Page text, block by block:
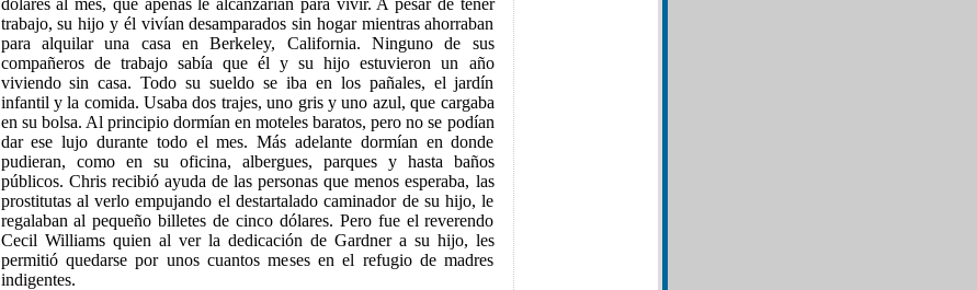
dólares al mes, que apenas le alcanzarían para vivir. A pesar de tener
trabajo, su hijo y él vivían desamparados sin hogar mientras ahorraban
para alquilar una casa en Berkeley, California. Ninguno de sus
compañeros de trabajo sabía que él y su hijo estuvieron un año
viviendo sin casa. Todo su sueldo se iba en los pañales, el jardín
infantil y la comida. Usaba dos trajes, uno gris y uno azul, que cargaba
en su bolsa. Al principio dormían en moteles baratos, pero no se podían
dar ese lujo durante todo el mes. Más adelante dormían en donde
pudieran, como en su oficina, albergues, parques y hasta baños
públicos. Chris recibió ayuda de las personas que menos esperaba, las
prostitutas al verlo empujando el destartalado caminador de su hijo, le
regalaban al pequeño billetes de cinco dólares. Pero fue el reverendo
Cecil Williams quien al ver la dedicación de Gardner a su hijo, les
permitió quedarse por unos cuantos meses en el refugio de madres
indigentes.